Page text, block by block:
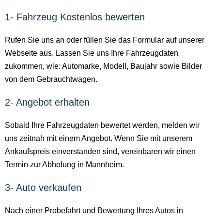
1- Fahrzeug Kostenlos bewerten
Rufen Sie uns an oder füllen Sie das Formular auf unserer
Webseite aus. Lassen Sie uns Ihre Fahrzeugdaten
zukommen, wie: Automarke, Modell, Baujahr sowie Bilder
von dem Gebrauchtwagen.
2- Angebot erhalten
Sobald Ihre Fahrzeugdaten bewertet werden, melden wir
uns zeitnah mit einem Angebot. Wenn Sie mit unserem
Ankaufspreis einverstanden sind, vereinbaren wir einen
Termin zur Abholung in Mannheim.
3- Auto verkaufen
Nach einer Probefahrt und Bewertung Ihres Autos in